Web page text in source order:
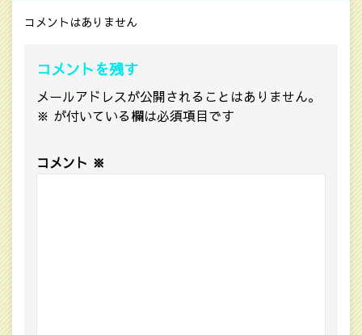
コメントはありません
コメントを残す
メールアドレスが公開されることはありません。
※ が付いている欄は必須項目です
コメント ※